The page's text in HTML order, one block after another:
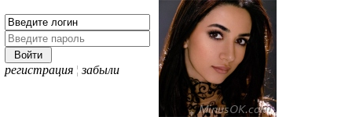
регистрация ¦ забыли